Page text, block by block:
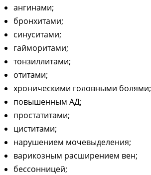
ангинами;
бронхитами;
синуситами;
гайморитами;
тонзиллитами;
отитами;
хроническими головными болями;
повышенным АД;
простатитами;
циститами;
нарушением мочевыделения;
варикозным расширением вен;
бессонницей;